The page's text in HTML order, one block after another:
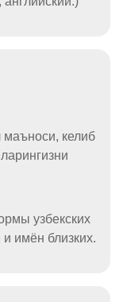
маъноси, келиб
узбекских
имён близких.